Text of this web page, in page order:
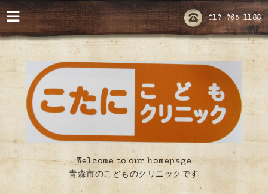
017-765-1188
Welcome to our homepage
青森市のこどものクリニックです